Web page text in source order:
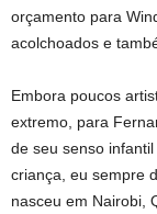
orçamento para
acolchoados e
Embora poucos
extremo, para
de seu senso
criança, eu sempre
nasceu em Nairobi,